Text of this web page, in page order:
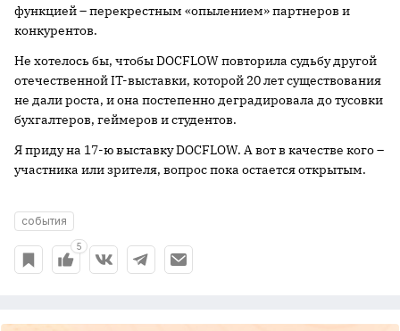
функцией – перекрестным «опылением» партнеров и
конкурентов.
Не хотелось бы, чтобыDOCFLOWповторила судьбу другой
отечественнойIT-выставки, которой 20 лет существования
не дали роста, и она постепенно деградировала до тусовки
бухгалтеров, геймеров и студентов.
Я приду на 17-ю выставку DOCFLOW. А вот в качестве кого –
участника или зрителя, вопрос пока остается открытым.
события
5